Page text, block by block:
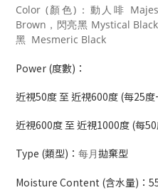
Color (顏色)： 動人啡
Brown， 閃亮黑 Mystical Black
黑 Mesmeric Black
Power (度數)：
近視50度 至 近視600度 (每25度
近視600度 至 近視1000度 (每
Type (類型)： 每月拋棄型
Moisture Content (含水量)：